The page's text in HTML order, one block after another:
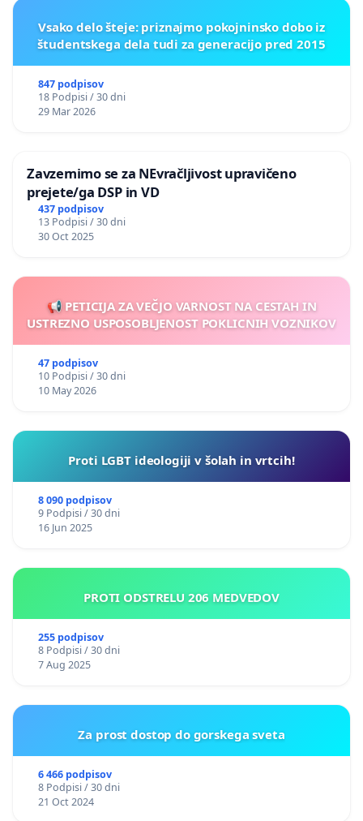
Vsako delo šteje: priznajmo pokojninsko dobo iz
študentskega dela tudi za generacijo pred 2015
847 podpisov
18 Podpisi / 30 dni
29 Mar 2026
Zavzemimo se za NEvračljivost upravičeno
prejete/ga DSP in VD
437 podpisov
13 Podpisi / 30 dni
30 Oct 2025
📢 PETICIJA ZA VEČJO VARNOST NA CESTAH IN
USTREZNO USPOSOBLJENOST POKLICNIH VOZNIKOV
47 podpisov
10 Podpisi / 30 dni
10 May 2026
Proti LGBT ideologiji v šolah in vrtcih!
8 090 podpisov
9 Podpisi / 30 dni
16 Jun 2025
PROTI ODSTRELU 206 MEDVEDOV
255 podpisov
8 Podpisi / 30 dni
7 Aug 2025
Za prost dostop do gorskega sveta
6 466 podpisov
8 Podpisi / 30 dni
21 Oct 2024